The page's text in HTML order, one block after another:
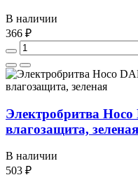
В наличии
366 ₽
Электробритва
влагозащита, зеленая
В наличии
503 ₽